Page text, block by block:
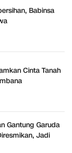
Babinsa
Cinta Tanah
Gantung Garuda
Jadi